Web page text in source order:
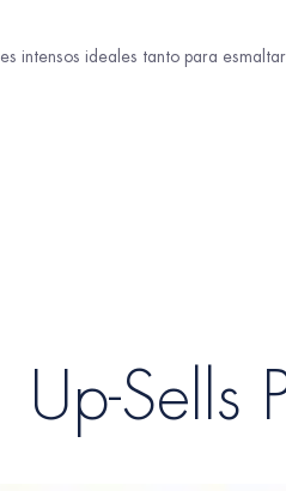
ideales tanto para
Up-Sells